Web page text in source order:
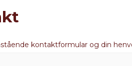
kontaktformular og din